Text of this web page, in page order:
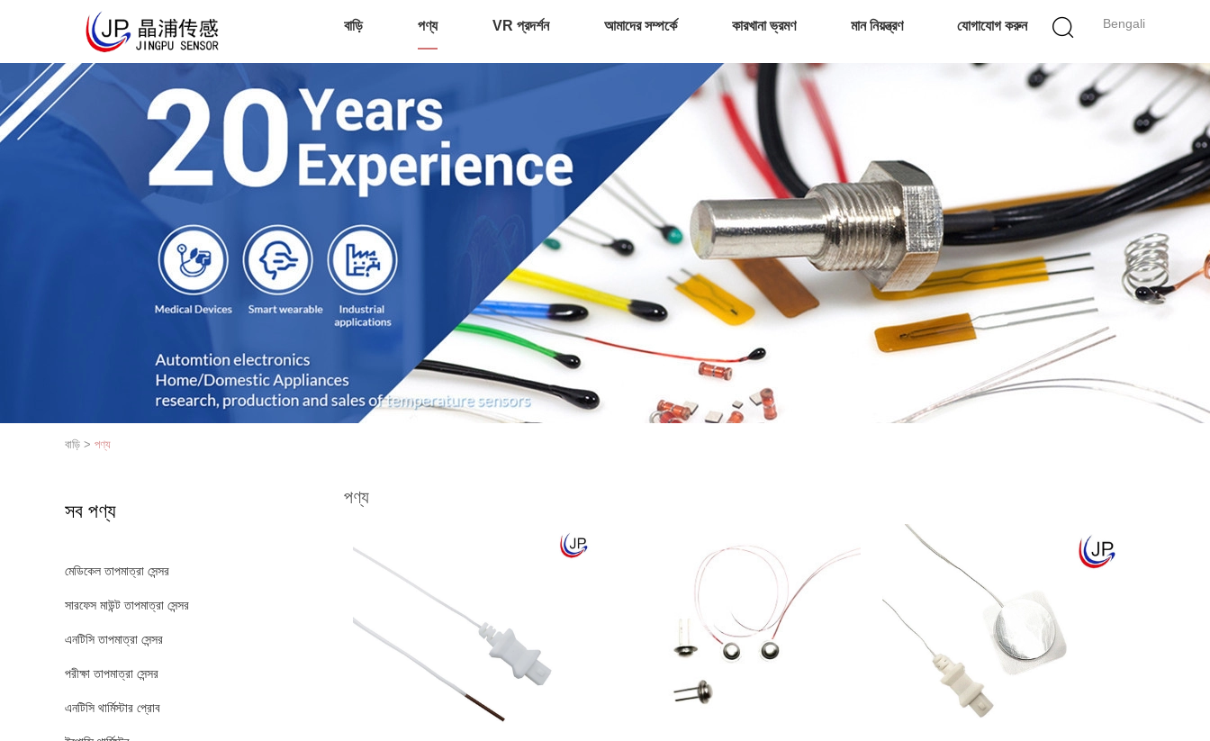
Bengali
বাড়ি পণ্য VR প্রদর্শন আমাদের সম্পর্কে কারখানা ভ্রমণ মান নিয়ন্ত্রণ যোগাযোগ করুন
বাড়ি > পণ্য
সব পণ্য
মেডিকেল তাপমাত্রা সেন্সর
সারফেস মাউন্ট তাপমাত্রা সেন্সর
এনটিসি তাপমাত্রা সেন্সর
পরীক্ষা তাপমাত্রা সেন্সর
এনটিসি থার্মিস্টার প্রোব
পণ্য